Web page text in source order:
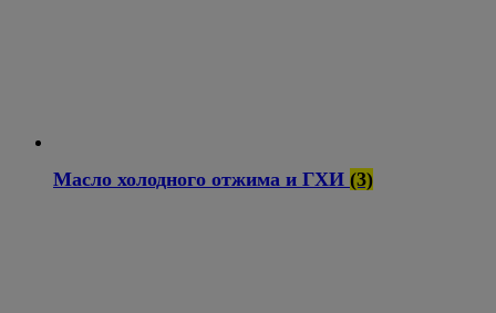
Масло холодного отжима и ГХИ (3)